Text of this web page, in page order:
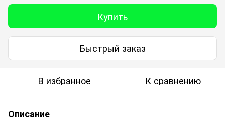
Купить
Быстрый заказ
В избранное К сравнению
Описание